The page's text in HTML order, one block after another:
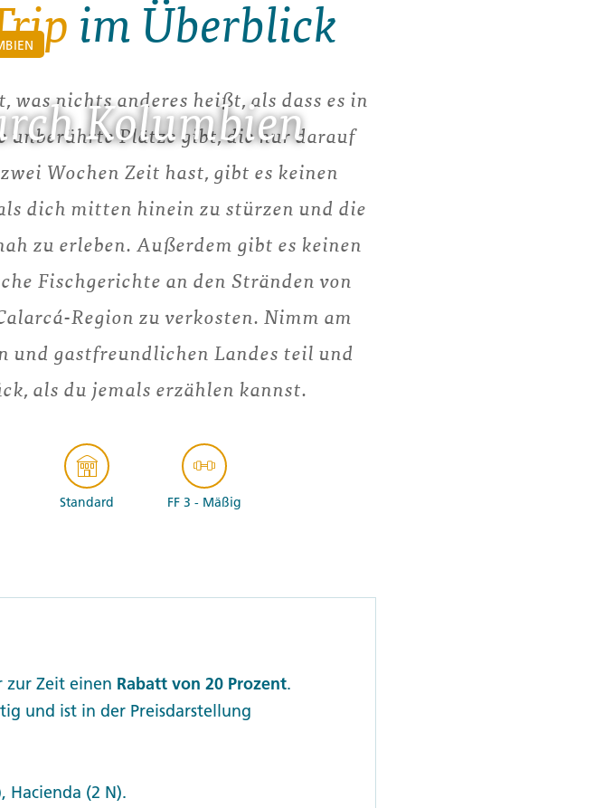
Kolumbien
im Überblick
nichts anderes heißt, als dass es in
unberührte Plätze gibt, die nur darauf
Wochen Zeit hast, gibt es keinen
dich mitten hinein zu stürzen und die
zu erleben. Außerdem gibt es keinen
Fischgerichte an den Stränden von
Region zu verkosten. Nimm am
und gastfreundlichen Landes teil und
als du jemals erzählen kannst.
Standard FF 3 - Mäßig
zur Zeit einen Rabatt von 20 Prozent.
und ist in der Preisdarstellung
Hacienda (2 N).